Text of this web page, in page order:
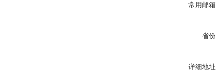
常用邮箱
省份
详细地址